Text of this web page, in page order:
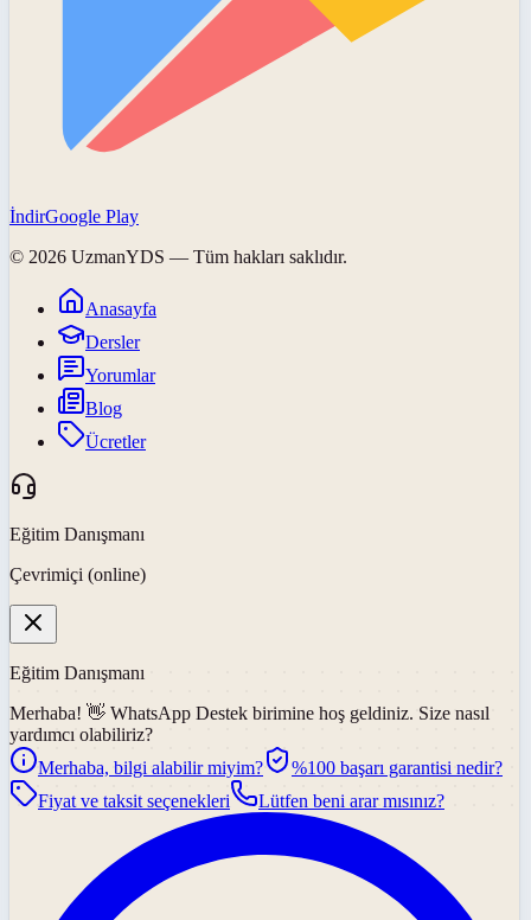
İndirGoogle Play
© 2026 UzmanYDS — Tüm hakları saklıdır.
Anasayfa
Dersler
Yorumlar
Blog
Ücretler
Eğitim Danışmanı
Çevrimiçi (online)
Eğitim Danışmanı
Merhaba! 👋 WhatsApp Destek birimine hoş geldiniz. Size nasıl
yardımcı olabiliriz?
Merhaba, bilgi alabilir miyim?
%100 başarı garantisi nedir?
Fiyat ve taksit seçenekleri
Lütfen beni arar mısınız?